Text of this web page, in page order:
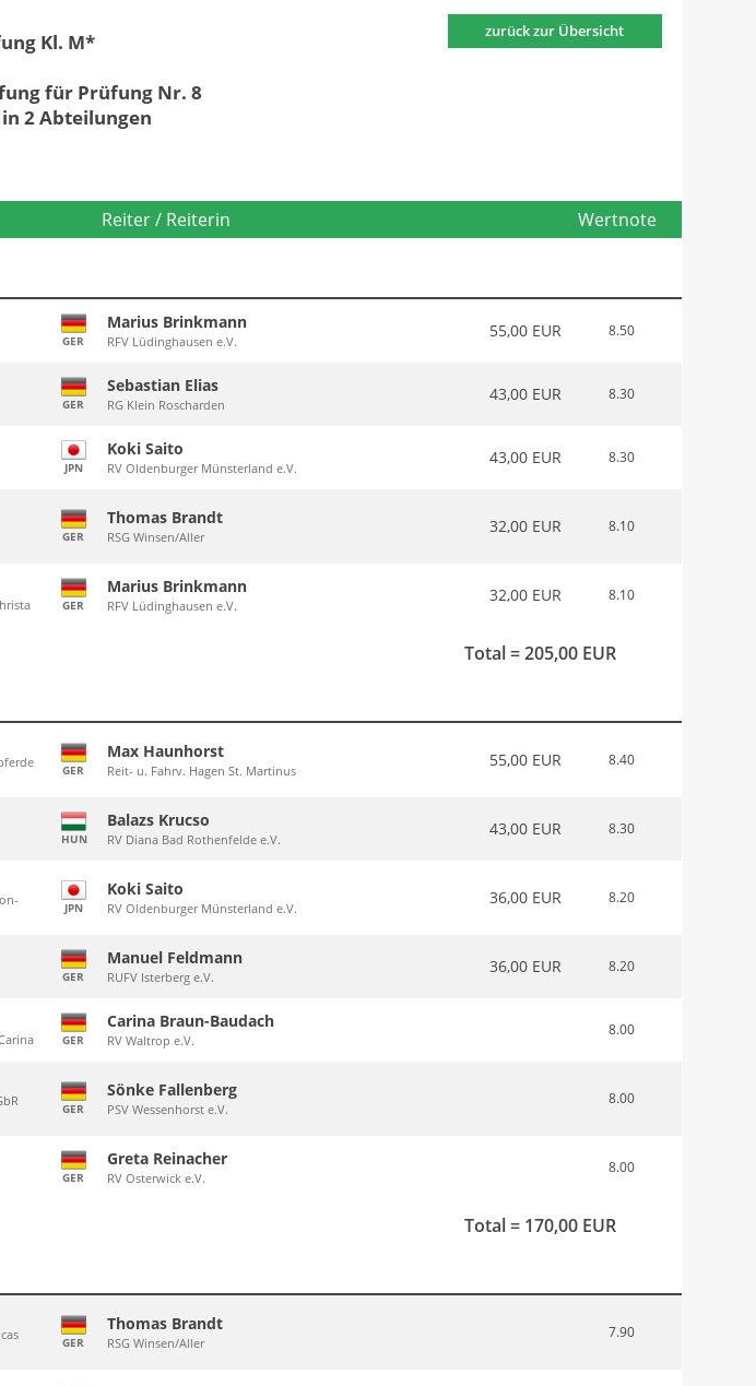
zurück zur Übersicht
Kl. M*
für Prüfung Nr. 8
2 Abteilungen
Reiter / Reiterin Wertnote
GER
Marius Brinkmann
RFV Lüdinghausen e.V.
55,00 EUR 8.50
GER
Sebastian Elias
RG Klein Roscharden
43,00 EUR 8.30
JPN
Koki Saito
RV Oldenburger Münsterland e.V.
43,00 EUR 8.30
GER
Thomas Brandt
RSG Winsen/Aller
32,00 EUR 8.10
GER
Marius Brinkmann
RFV Lüdinghausen e.V.
32,00 EUR 8.10
Total = 205,00 EUR
GER
Max Haunhorst
Reit- u. Fahrv. Hagen St. Martinus
55,00 EUR 8.40
HUN
Balazs Krucso
RV Diana Bad Rothenfelde e.V.
43,00 EUR 8.30
JPN
Koki Saito
RV Oldenburger Münsterland e.V.
36,00 EUR 8.20
GER
Manuel Feldmann
RUFV Isterberg e.V.
36,00 EUR 8.20
GER
Carina Braun-Baudach
RV Waltrop e.V.
8.00
GER
Sönke Fallenberg
PSV Wessenhorst e.V.
8.00
GER
Greta Reinacher
RV Osterwick e.V.
8.00
Total = 170,00 EUR
GER
Thomas Brandt
RSG Winsen/Aller
7.90